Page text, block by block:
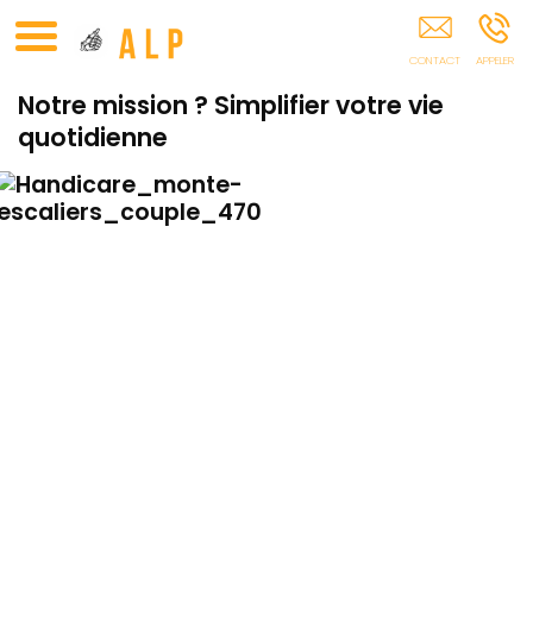
ALP - Ascenseur Puget-Sur-Argens Draguignan Fréjus
Notre mission ? Simplifier votre vie
quotidienne